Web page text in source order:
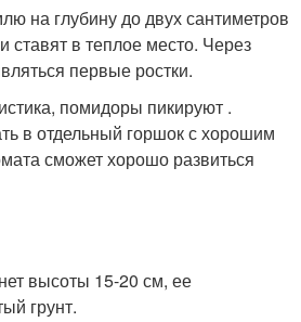
на глубину до двух сантиметров
ставят в теплое место. Через
первые ростки.
помидоры пикируют .
в отдельный горшок с хорошим
сможет хорошо развиться
высоты 15-20 см, ее
грунт.